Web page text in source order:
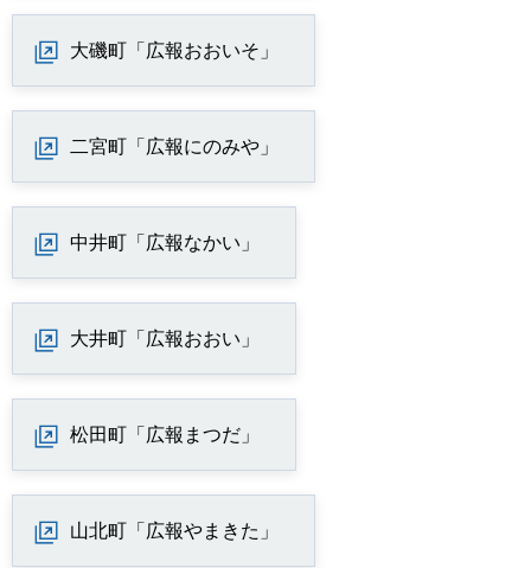
大磯町「広報おおいそ」
二宮町「広報にのみや」
中井町「広報なかい」
大井町「広報おおい」
松田町「広報まつだ」
山北町「広報やまきた」